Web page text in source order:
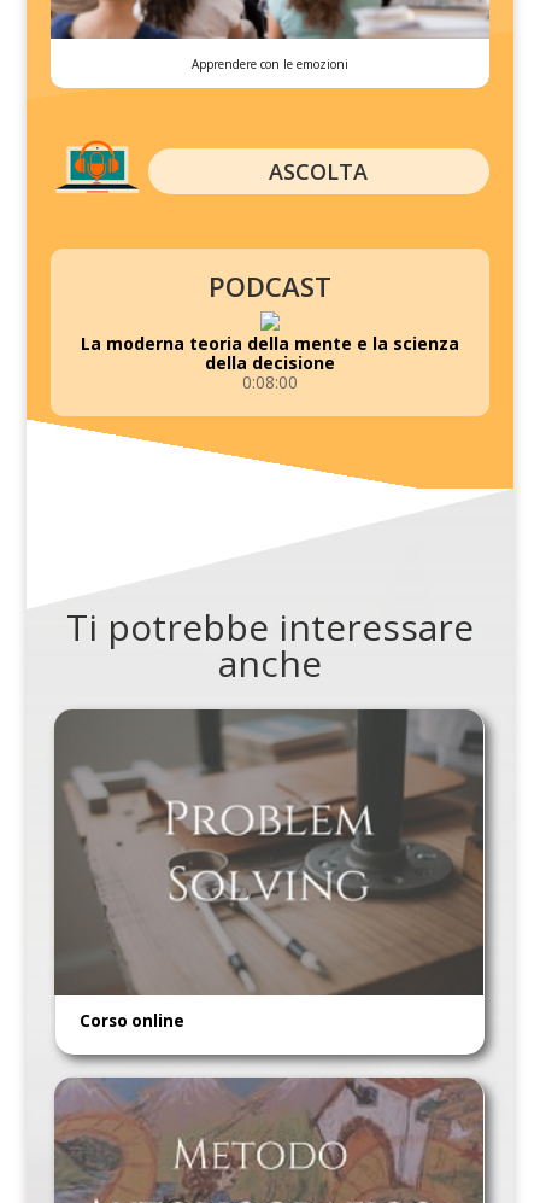
Apprendere con le emozioni
ASCOLTA
PODCAST
La moderna teoria della mente e la scienza
della decisione
0:08:00
Ti potrebbe interessare
anche
Corso online